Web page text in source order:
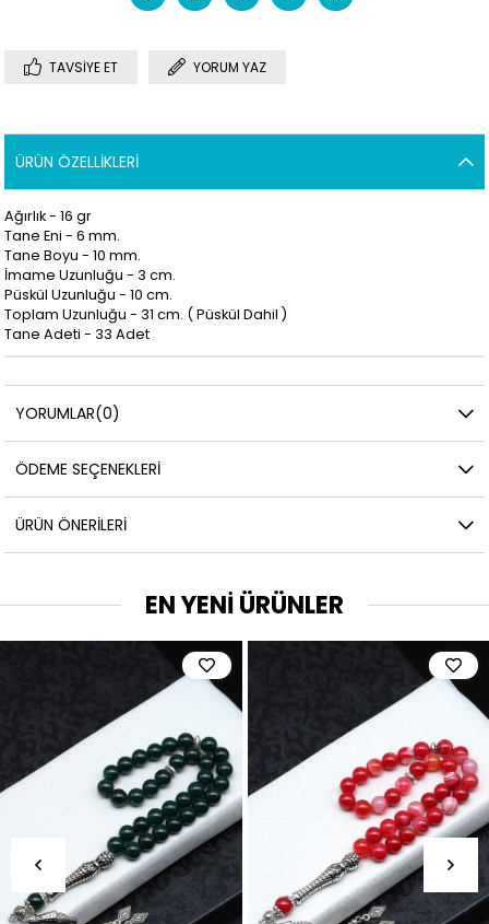
TAVSIYE ET YORUM YAZ
ÜRÜN ÖZELLIKLERI
Ağırlık - 16 gr
Tane Eni - 6 mm.
Tane Boyu - 10 mm.
İmame Uzunluğu - 3 cm.
Püskül Uzunluğu - 10 cm.
Toplam Uzunluğu - 31 cm. ( Püskül Dahil )
Tane Adeti - 33 Adet
YORUMLAR(0)
ÖDEME SEÇENEKLERI
ÜRÜN ÖNERILERI
EN YENİ ÜRÜNLER